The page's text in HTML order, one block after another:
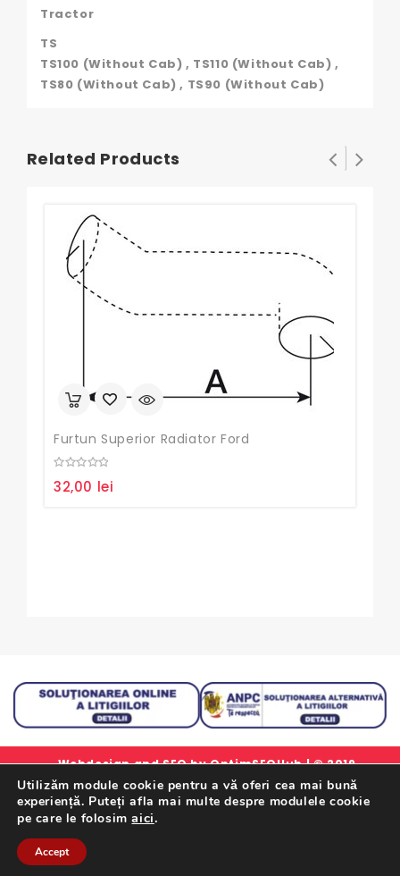
Tractor
TS
TS100 (Without Cab) , TS110 (Without Cab) ,
TS80 (Without Cab) , TS90 (Without Cab)
Related Products
Furtun Superior Radiator Ford
out
32,00 lei
Webdesign and SEO byOptimSEOHub| © 2019
simlorex.ro - Toate drepturile rezervate.
Formular Retur Garantii
Certificat Garantie
Utilizăm module cookie pentru a vă oferi cea mai bună
experiență. Puteți afla mai multe despre modulele cookie
pe care le folosim aici.
Accept